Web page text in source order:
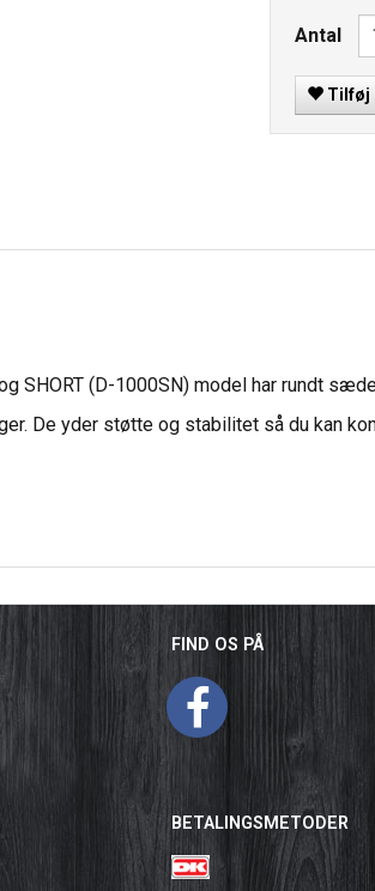
Antal
Tilføj
SHORT (D-1000SN) model har rundt
De yder støtte og stabilitet så du kan
FIND OS PÅ
BETALINGSMETODER